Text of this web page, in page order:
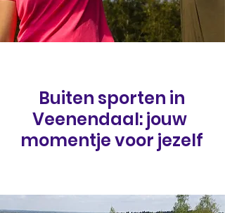
Buiten sporten in
Veenendaal: jouw
momentje voor jezelf